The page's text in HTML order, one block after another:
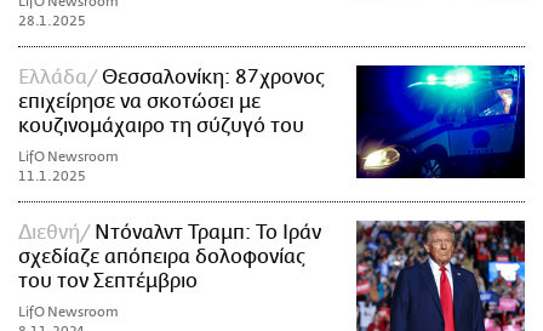
28.1.2025
Ελλάδα
Θεσσαλονίκη: 87χρονος
επιχείρησε να σκοτώσει με
κουζινομάχαιρο τη σύζυγό του
LifO Newsroom
11.1.2025
Διεθνή
Ντόναλντ Τραμπ: Το Ιράν
σχεδίαζε απόπειρα δολοφονίας
του τον Σεπτέμβριο
LifO Newsroom